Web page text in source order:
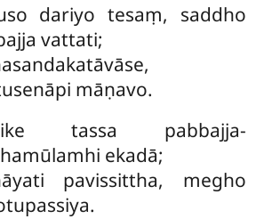
dariyo tesaṃ, saddho
vattati;
māṇavo.
tassa pabbajja-
ekadā;
pavissittha, megho